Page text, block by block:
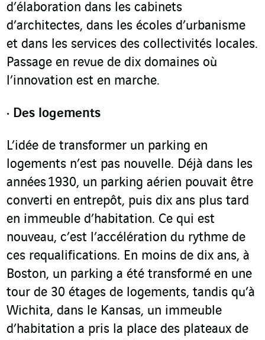
d’élaboration dans les cabinets
d’architectes, dans les écoles d’urbanisme
et dans les services des collectivités locales.
Passage en revue de dix domaines où
l’innovation est en marche.
Des logements
L’idée de transformer un parking en
logements n’est pas nouvelle. Déjà dans les
années 1930, un parking aérien pouvait être
converti en entrepôt, puis dix ans plus tard
en immeuble d’habitation. Ce qui est
nouveau, c’est l’accélération du rythme de
ces requalifications. En moins de dix ans, à
Boston, un parking a été transformé en une
tour de 30 étages de logements, tandis qu’à
Wichita, dans le Kansas, un immeuble
d’habitation a pris la place des plateaux de